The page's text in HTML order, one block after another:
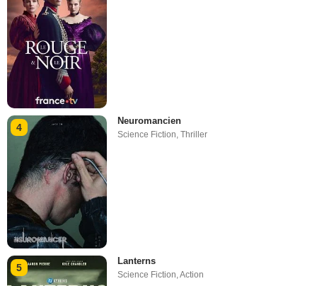
4
Neuromancien
Science Fiction,Thriller
5
Lanterns
Science Fiction,Action